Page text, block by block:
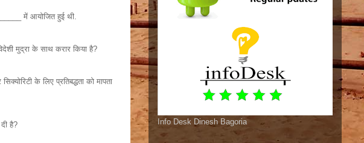
में आयोजित हुई थी.
मुद्रा के साथ करार किया है?
के लिए प्रतिबद्धता को मापता
है?
Info Desk Dinesh Bagoria